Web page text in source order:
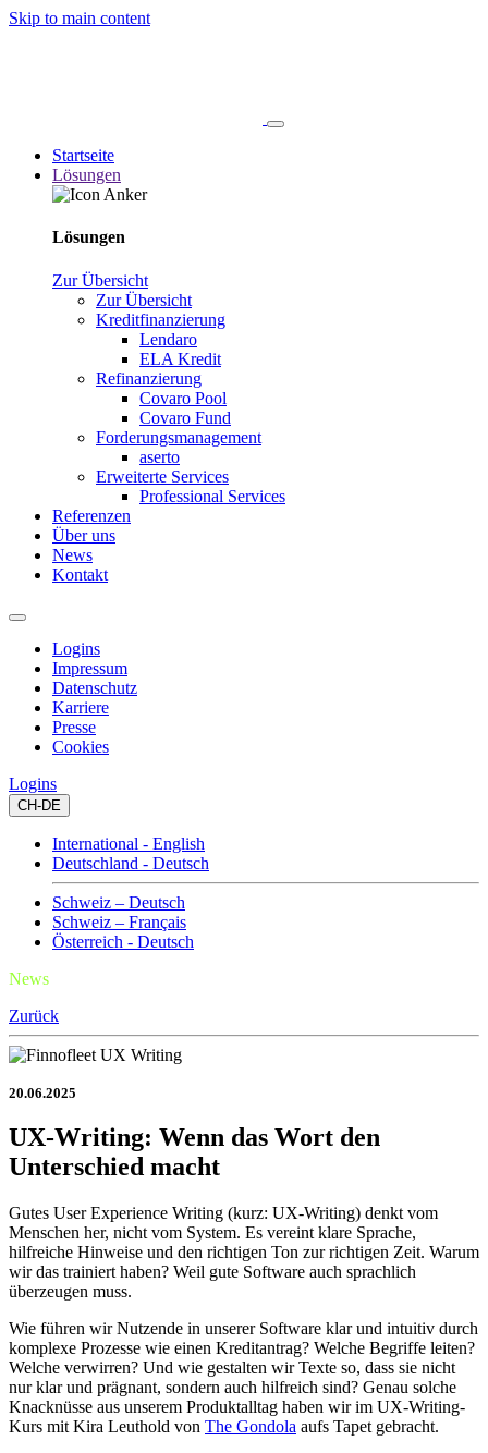
Skip to main content
Startseite
Lösungen
Lösungen
Zur Übersicht
Zur Übersicht
Kreditfinanzierung
Lendaro
ELA Kredit
Refinanzierung
Covaro Pool
Covaro Fund
Forderungsmanagement
aserto
Erweiterte Services
Professional Services
Referenzen
Über uns
News
Kontakt
Logins
Impressum
Datenschutz
Karriere
Presse
Cookies
Logins
CH-DE
International - English
Deutschland - Deutsch
Schweiz – Deutsch
Schweiz – Français
Österreich - Deutsch
News
Zurück
20.06.2025
UX-Writing: Wenn das Wort den
Unterschied macht
Gutes User Experience Writing (kurz: UX-Writing) denkt vom
Menschen her, nicht vom System. Es vereint klare Sprache,
hilfreiche Hinweise und den richtigen Ton zur richtigen Zeit. Warum
wir das trainiert haben? Weil gute Software auch sprachlich
überzeugen muss.
Wie führen wir Nutzende in unserer Software klar und intuitiv durch
komplexe Prozesse wie einen Kreditantrag? Welche Begriffe leiten?
Welche verwirren? Und wie gestalten wir Texte so, dass sie nicht
nur klar und prägnant, sondern auch hilfreich sind? Genau solche
Knacknüsse aus unserem Produktalltag haben wir im UX-Writing-
Kurs mit Kira Leuthold von The Gondola aufs Tapet gebracht.